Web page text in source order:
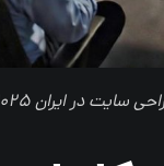
سایت در ایران ۲۰۲۵